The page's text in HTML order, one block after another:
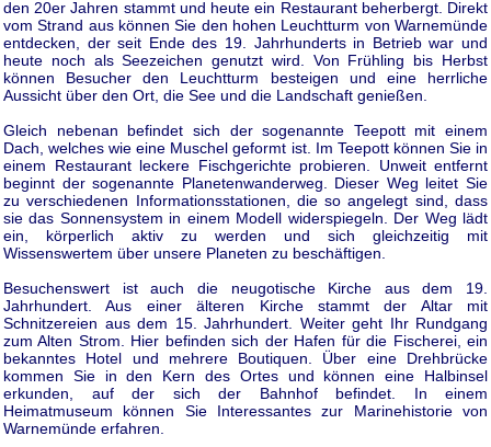
den 20er Jahren stammt und heute ein Restaurant beherbergt. Direkt
vom Strand aus können Sie den hohen Leuchtturm von Warnemünde
entdecken, der seit Ende des 19. Jahrhunderts in Betrieb war und
heute noch als Seezeichen genutzt wird. Von Frühling bis Herbst
können Besucher den Leuchtturm besteigen und eine herrliche
Aussicht über den Ort, die See und die Landschaft genießen.
Gleich nebenan befindet sich der sogenannte Teepott mit einem
Dach, welches wie eine Muschel geformt ist. Im Teepott können Sie in
einem Restaurant leckere Fischgerichte probieren. Unweit entfernt
beginnt der sogenannte Planetenwanderweg. Dieser Weg leitet Sie
zu verschiedenen Informationsstationen, die so angelegt sind, dass
sie das Sonnensystem in einem Modell widerspiegeln. Der Weg lädt
ein, körperlich aktiv zu werden und sich gleichzeitig mit
Wissenswertem über unsere Planeten zu beschäftigen.
Besuchenswert ist auch die neugotische Kirche aus dem 19.
Jahrhundert. Aus einer älteren Kirche stammt der Altar mit
Schnitzereien aus dem 15. Jahrhundert. Weiter geht Ihr Rundgang
zum Alten Strom. Hier befinden sich der Hafen für die Fischerei, ein
bekanntes Hotel und mehrere Boutiquen. Über eine Drehbrücke
kommen Sie in den Kern des Ortes und können eine Halbinsel
erkunden, auf der sich der Bahnhof befindet. In einem
Heimatmuseum können Sie Interessantes zur Marinehistorie von
Warnemünde erfahren.